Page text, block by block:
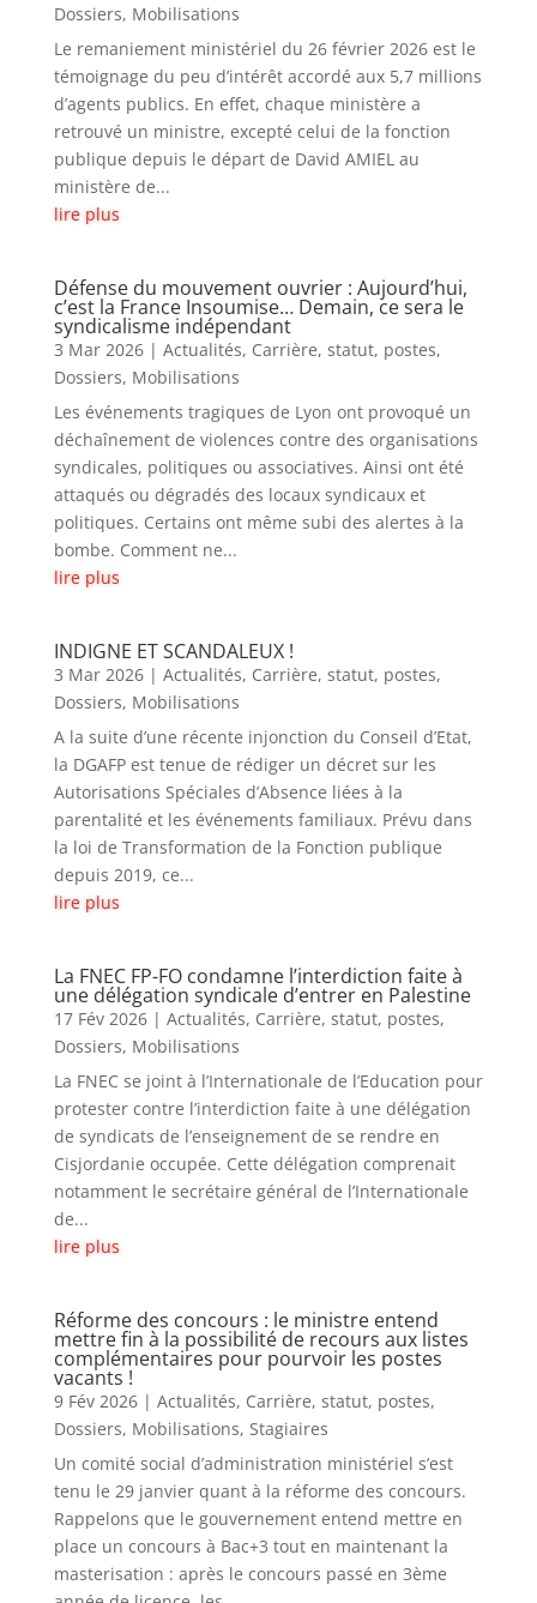
Dossiers, Mobilisations
Le remaniement ministériel du 26 février 2026 est le
témoignage du peu d’intérêt accordé aux 5,7 millions
d’agents publics. En effet, chaque ministère a
retrouvé un ministre, excepté celui de la fonction
publique depuis le départ de David AMIEL au
ministère de...
lire plus
Défense du mouvement ouvrier : Aujourd’hui,
c’est la France Insoumise… Demain, ce sera le
syndicalisme indépendant
3 Mar 2026| Actualités, Carrière, statut, postes,
Dossiers, Mobilisations
Les événements tragiques de Lyon ont provoqué un
déchaînement de violences contre des organisations
syndicales, politiques ou associatives. Ainsi ont été
attaqués ou dégradés des locaux syndicaux et
politiques. Certains ont même subi des alertes à la
bombe. Comment ne...
lire plus
INDIGNE ET SCANDALEUX !
3 Mar 2026| Actualités, Carrière, statut, postes,
Dossiers, Mobilisations
A la suite d’une récente injonction du Conseil d’Etat,
la DGAFP est tenue de rédiger un décret sur les
Autorisations Spéciales d’Absence liées à la
parentalité et les événements familiaux. Prévu dans
la loi de Transformation de la Fonction publique
depuis 2019, ce...
lire plus
La FNEC FP-FO condamne l’interdiction faite à
une délégation syndicale d’entrer en Palestine
17 Fév 2026| Actualités, Carrière, statut, postes,
Dossiers, Mobilisations
La FNEC se joint à l’Internationale de l’Education pour
protester contre l’interdiction faite à une délégation
de syndicats de l’enseignement de se rendre en
Cisjordanie occupée. Cette délégation comprenait
notamment le secrétaire général de l’Internationale
de...
lire plus
Réforme des concours : le ministre entend
mettre fin à la possibilité de recours aux listes
complémentaires pour pourvoir les postes
vacants !
9 Fév 2026| Actualités, Carrière, statut, postes,
Dossiers, Mobilisations, Stagiaires
Un comité social d’administration ministériel s’est
tenu le 29 janvier quant à la réforme des concours.
Rappelons que le gouvernement entend mettre en
place un concours à Bac+3 tout en maintenant la
masterisation : après le concours passé en 3ème